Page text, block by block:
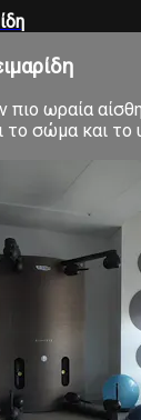
πιο ωραία
σώμα και το